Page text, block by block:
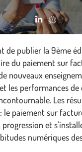
de publier la 9ème
du paiement sur
nouveaux
les performances de
Les
le paiement sur
progression et
numériques